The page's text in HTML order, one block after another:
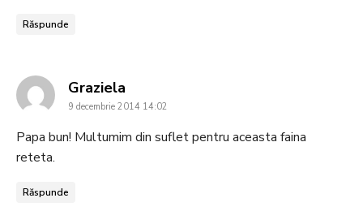
Răspunde
Graziela
9 decembrie 2014 14:02
Papa bun! Multumim din suflet pentru aceasta faina
reteta.
Răspunde